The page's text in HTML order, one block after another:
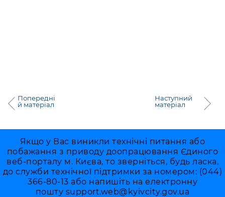
Попередні
й матеріал
Наступний
матеріал
Якщо у Вас виникли технічні питання або
побажання з приводу доопрацювання Єдиного
веб-порталу м. Києва, то зверніться, будь ласка,
до служби технічної підтримки за номером: (044)
366-80-13 або напишіть на електронну
пошту support.web@kyivcity.gov.ua